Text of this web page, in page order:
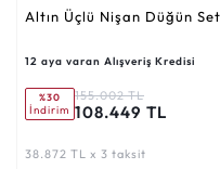
Altın Üçlü Nişan Düğün Set
12 aya varan Alışveriş Kredisi
%30
İndirim
155.002 TL
108.449 TL
38.872 TL x 3 taksit